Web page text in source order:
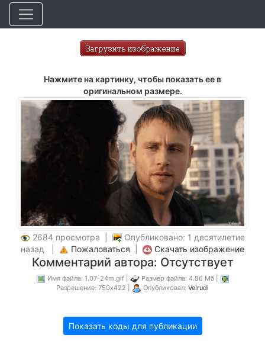
Нажмите на картинку, чтобы показать ее в
оригинальном размере.
2684 просмотра |
Опубликовано: 1 десятилетие
назад |
Пожаловаться Скачать изображение
Комментарий автора: Отсутствует
Имя файла: 1.07-24m.gif |
Размер файла: 4.86 Мб |
Разрешение: 750x422 |
Опубликовал: Velrudi
Показать коды для публикации